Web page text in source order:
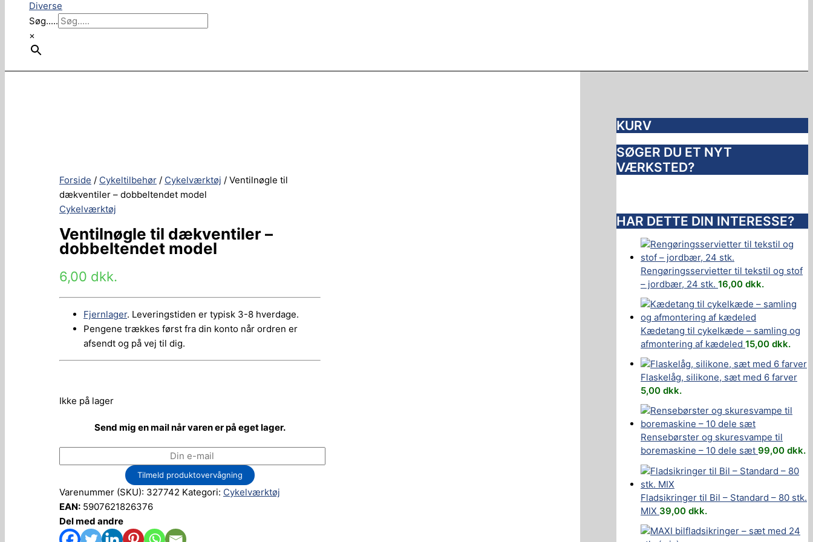
Diverse
Søg.....
×
Forside / Cykeltilbehør / Cykelværktøj / Ventilnøgle til
dækventiler – dobbeltendet model
Cykelværktøj
Ventilnøgle til dækventiler –
dobbeltendet model
6,00 dkk.
Fjernlager. Leveringstiden er typisk 3-8 hverdage.
Pengene trækkes først fra din konto når ordren er
afsendt og på vej til dig.
Ikke på lager
Send mig en mail når varen er på eget lager.
Tilmeld produktovervågning
Varenummer (SKU): 327742 Kategori: Cykelværktøj
EAN: 5907621826376
Del med andre
KURV
SØGER DU ET NYT
VÆRKSTED?
HAR DETTE DIN INTERESSE?
Rengøringsservietter til tekstil og stof
– jordbær, 24 stk. 16,00 dkk.
Kædetang til cykelkæde – samling og
afmontering af kædeled 15,00 dkk.
Flaskelåg, silikone, sæt med 6 farver
5,00 dkk.
Rensebørster og skuresvampe til
boremaskine – 10 dele sæt 99,00 dkk.
Fladsikringer til Bil – Standard – 80 stk.
MIX 39,00 dkk.